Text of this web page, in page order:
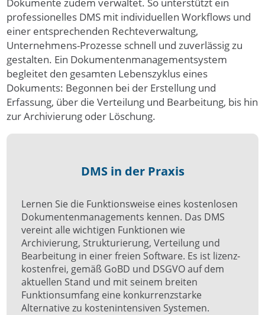
professionelles DMS mit individuellen Workflows und
einer entsprechenden Rechteverwaltung,
Unternehmens-Prozesse schnell und zuverlässig zu
gestalten. Ein Dokumentenmanagementsystem
begleitet den gesamten Lebenszyklus eines
Dokuments: Begonnen bei der Erstellung und
Erfassung, über die Verteilung und Bearbeitung, bis hin
zur Archivierung oder Löschung.
DMS in der Praxis
Lernen Sie die Funktions­weise eines kostenlosen
Dokumenten­managements kennen. Das DMS
vereint alle wichtigen Funktionen wie
Archivierung, Strukturierung, Verteilung und
Bearbeitung in einer freien Software. Es ist lizenz­
kosten­frei, gemäß GoBD und DSGVO auf dem
aktuellen Stand und mit seinem breiten
Funktions­umfang eine konkurrenz­starke
Alternative zu kosten­intensiven Systemen.